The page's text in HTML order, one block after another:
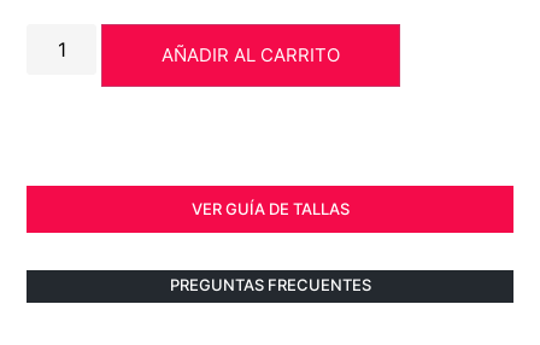
AÑADIR AL CARRITO
VER GUÍA DE TALLAS
PREGUNTAS FRECUENTES